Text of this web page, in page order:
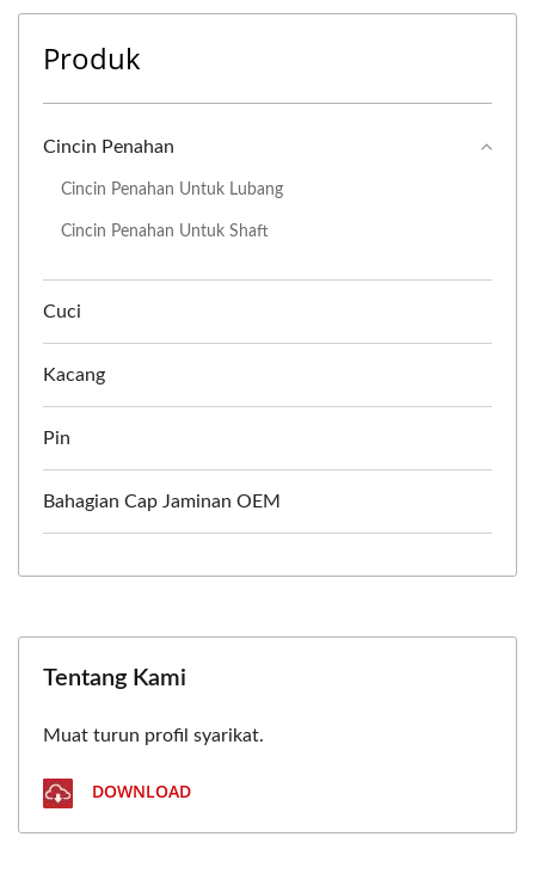
Produk
Cincin Penahan
Cincin Penahan Untuk Lubang
Cincin Penahan Untuk Shaft
Cuci
Kacang
Pin
Bahagian Cap Jaminan OEM
Tentang Kami
Muat turun profil syarikat.
DOWNLOAD